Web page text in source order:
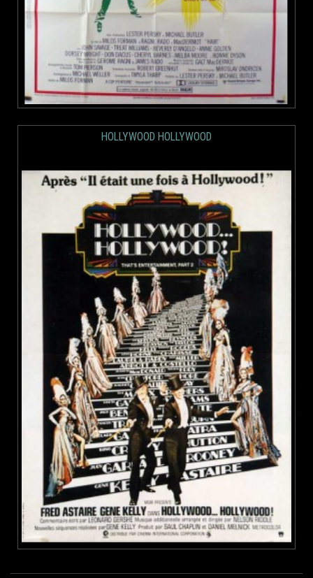
HOLLYWOOD HOLLYWOOD